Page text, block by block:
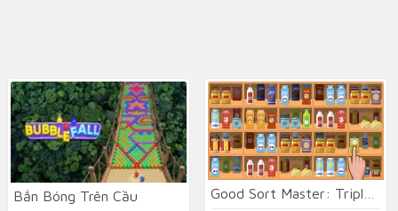
Bắn Bóng Trên Cầu